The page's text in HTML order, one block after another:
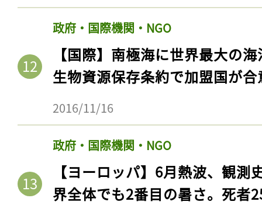
政府・国際機関・NGO
【国際】南極海に世界最大の
生物資源保存条約で加盟国が合
2016/11/16
政府・国際機関・NGO
【ヨーロッパ】6月熱波、観
界全体でも2番目の暑さ。死者